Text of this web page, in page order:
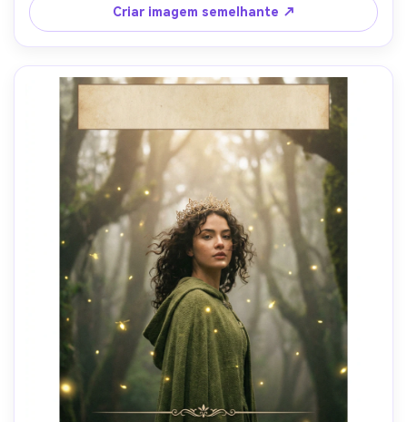
Fujifilm GFX100S, 63 mm f/2.8, retrato de três quartos,
olhar intenso, textura fotorealista, sombras naturais,
contraste cinematográfico, alta resolução, sem logotipos
de marca-AR 4:5
Criar imagem semelhante ↗